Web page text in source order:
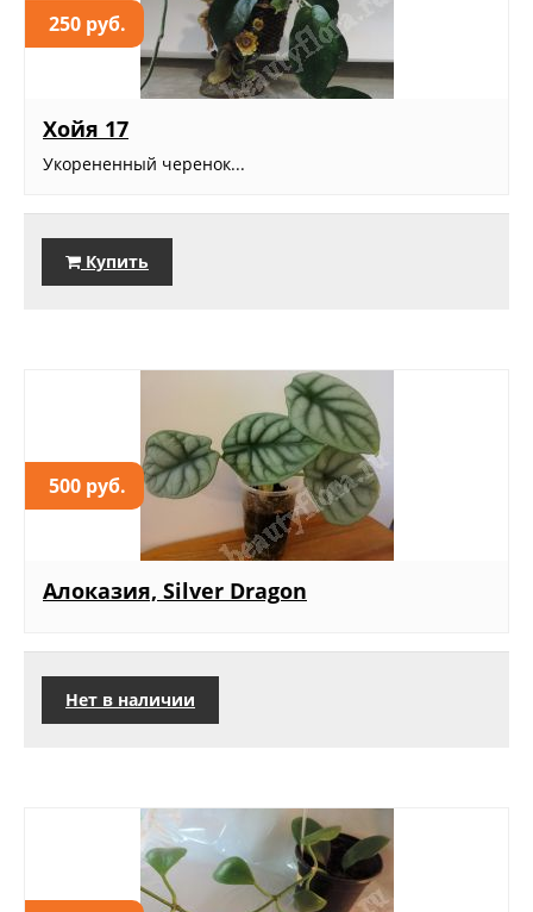
250 руб.
Хойя 17
Укорененный черенок...
Купить
500 руб.
Алоказия, Silver Dragon
Нет в наличии